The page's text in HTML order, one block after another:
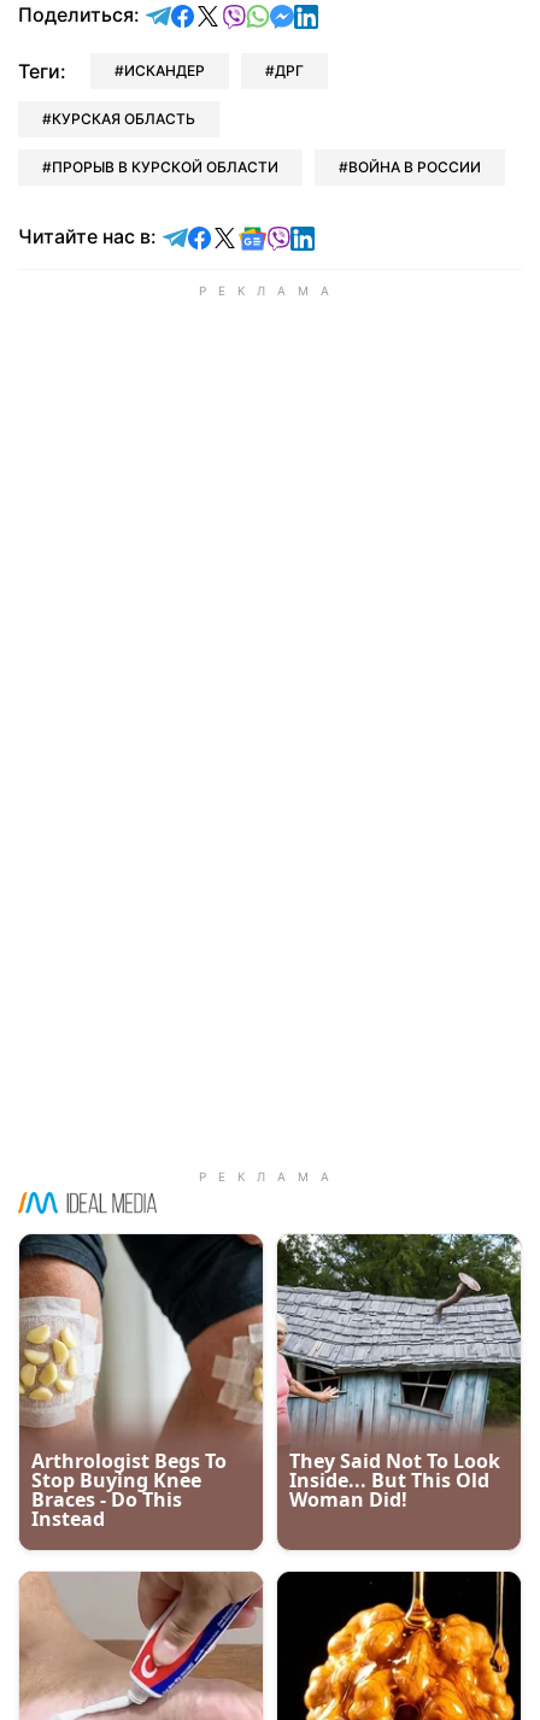
Поделиться: отправить в Telegram
поделиться в Facebook
поделиться в X
отправить в Viber
отправить в Whatsapp
отправить в Messenger
отправить в LinkedIn
Теги: ИСКАНДЕР ДРГ
КУРСКАЯ ОБЛАСТЬ
ПРОРЫВ В КУРСКОЙ ОБЛАСТИ ВОЙНА В РОССИИ
Читайте нас в: Читайте в Telegram
Читайте в Facebook
Читайте в X
Читайте в Google news
Читайте в Viber
Читайте в LinkedIn